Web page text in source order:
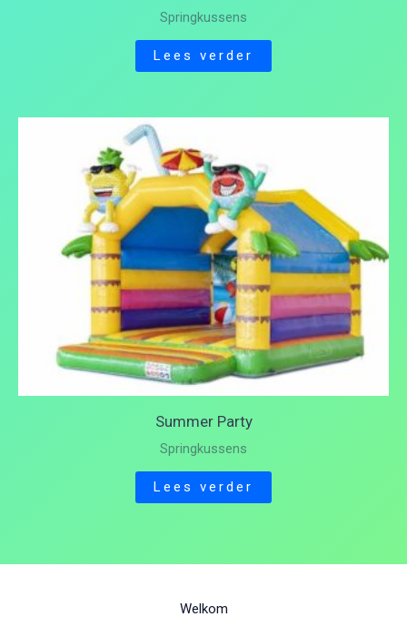
Springkussens
Lees verder
Summer Party
Springkussens
Lees verder
Welkom